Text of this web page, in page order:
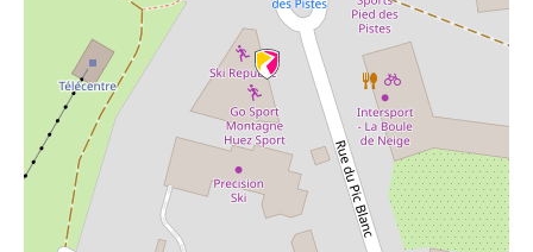
Servizi esclusivi e utili
Fast Pass, il servizio saltafila per ritirare la tua
attrezzatura più velocemente.
Flexski ti permette di modificare la tua prenotazione
con la massima flessibilità.
Multiglisse
ti permette di provare diverse tipologie di
attrezzatura durante il tuo soggiorno.